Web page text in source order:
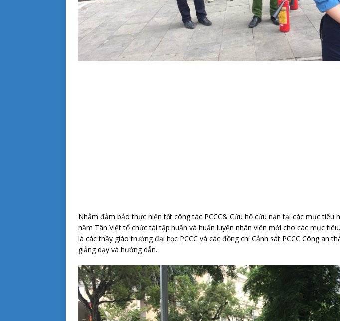
Nhằm đảm bảo thực hiện tốt công tác PCCC& Cứu hộ cứu nạn tại các mục tiêu
năm Tân Việt tổ chức tái tập huấn và huấn luyện nhân viên mới cho các mục
là các thầy giáo trường đại học PCCC và các đồng chí Cảnh sát PCCC Công an
giảng dạy và hướng dẫn.